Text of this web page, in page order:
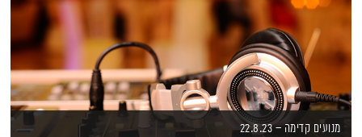
מנועים קדימה – 22.8.23